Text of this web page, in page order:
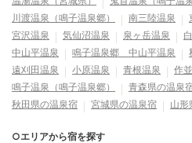
川渡温泉（鳴子温泉郷）
南三陸温泉
宮沢温泉
気仙沼温泉 泉ヶ岳温泉
中山平温泉
鳴子温泉郷 中山平温泉
遠刈田温泉
小原温泉 青根温泉
作
鳴子温泉（鳴子温泉郷）
青森県の温泉
秋田県の温泉宿
宮城県の温泉宿 山形
○エリアから宿を探す